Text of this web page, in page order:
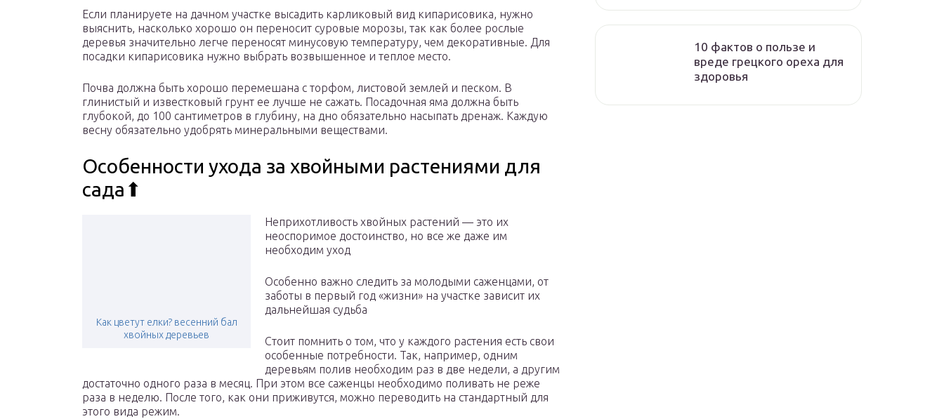
Если планируете на дачном участке высадить карликовый вид кипарисовика, нужно
выяснить, насколько хорошо он переносит суровые морозы, так как более рослые
деревья значительно легче переносят минусовую температуру, чем декоративные. Для
посадки кипарисовика нужно выбрать возвышенное и теплое место.
Почва должна быть хорошо перемешана с торфом, листовой землей и песком. В
глинистый и известковый грунт ее лучше не сажать. Посадочная яма должна быть
глубокой, до 100 сантиметров в глубину, на дно обязательно насыпать дренаж. Каждую
весну обязательно удобрять минеральными веществами.
Особенности ухода за хвойными растениями для
сада⬆
Как цветут елки? весенний бал
хвойных деревьев
Неприхотливость хвойных растений — это их
неоспоримое достоинство, но все же даже им
необходим уход
Особенно важно следить за молодыми саженцами, от
заботы в первый год «жизни» на участке зависит их
дальнейшая судьба
Стоит помнить о том, что у каждого растения есть свои
особенные потребности. Так, например, одним
деревьям полив необходим раз в две недели, а другим
достаточно одного раза в месяц. При этом все саженцы необходимо поливать не реже
раза в неделю. После того, как они приживутся, можно переводить на стандартный для
этого вида режим.
10 фактов о пользе и
вреде грецкого ореха для
здоровья